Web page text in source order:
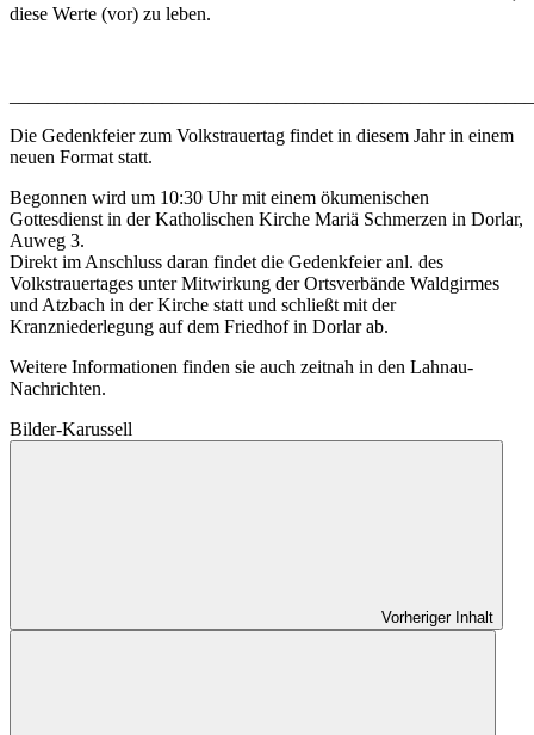
diese Werte (vor) zu leben.
Die Gedenkfeier zum Volkstrauertag findet in diesem Jahr in einem
neuen Format statt.
Begonnen wird um 10:30 Uhr mit einem ökumenischen
Gottesdienst in der Katholischen Kirche Mariä Schmerzen in Dorlar,
Auweg 3.
Direkt im Anschluss daran findet die Gedenkfeier anl. des
Volkstrauertages unter Mitwirkung der Ortsverbände Waldgirmes
und Atzbach in der Kirche statt und schließt mit der
Kranzniederlegung auf dem Friedhof in Dorlar ab.
Weitere Informationen finden sie auch zeitnah in den Lahnau-
Nachrichten.
Bilder-Karussell
Vorheriger Inhalt